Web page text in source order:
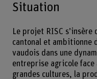
Situation
Le projet RISC s’insère
cantonal et ambitionne
vaudois dans une
entreprise agricole
grandes cultures, la